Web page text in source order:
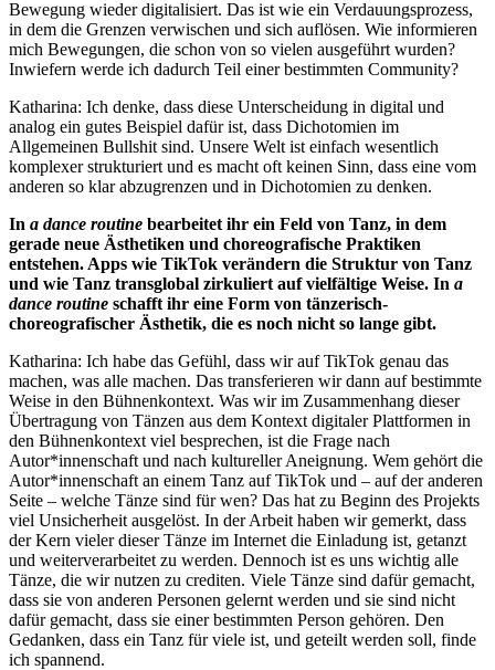
Bewegung wieder digitalisiert. Das ist wie ein Verdauungsprozess,
in dem die Grenzen verwischen und sich auflösen. Wie informieren
mich Bewegungen, die schon von so vielen ausgeführt wurden?
Inwiefern werde ich dadurch Teil einer bestimmten Community?
Katharina: Ich denke, dass diese Unterscheidung in digital und
analog ein gutes Beispiel dafür ist, dass Dichotomien im
Allgemeinen Bullshit sind. Unsere Welt ist einfach wesentlich
komplexer strukturiert und es macht oft keinen Sinn, dass eine vom
anderen so klar abzugrenzen und in Dichotomien zu denken.
In a dance routine bearbeitet ihr ein Feld von Tanz, in dem
gerade neue Ästhetiken und choreografische Praktiken
entstehen. Apps wie TikTok verändern die Struktur von Tanz
und wie Tanz transglobal zirkuliert auf vielfältige Weise. In a
dance routine schafft ihr eine Form von tänzerisch-
choreografischer Ästhetik, die es noch nicht so lange gibt.
Katharina: Ich habe das Gefühl, dass wir auf TikTok genau das
machen, was alle machen. Das transferieren wir dann auf bestimmte
Weise in den Bühnenkontext. Was wir im Zusammenhang dieser
Übertragung von Tänzen aus dem Kontext digitaler Plattformen in
den Bühnenkontext viel besprechen, ist die Frage nach
Autor*innenschaft und nach kultureller Aneignung. Wem gehört die
Autor*innenschaft an einem Tanz auf TikTok und – auf der anderen
Seite – welche Tänze sind für wen? Das hat zu Beginn des Projekts
viel Unsicherheit ausgelöst. In der Arbeit haben wir gemerkt, dass
der Kern vieler dieser Tänze im Internet die Einladung ist, getanzt
und weiterverarbeitet zu werden. Dennoch ist es uns wichtig alle
Tänze, die wir nutzen zu crediten. Viele Tänze sind dafür gemacht,
dass sie von anderen Personen gelernt werden und sie sind nicht
dafür gemacht, dass sie einer bestimmten Person gehören. Den
Gedanken, dass ein Tanz für viele ist, und geteilt werden soll, finde
ich spannend.